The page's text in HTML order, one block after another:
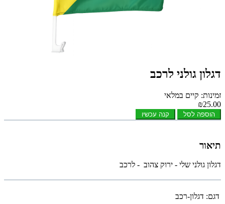
דגלון גולני לרכב
זמינות: קיים במלאי
₪25.00
הוספה לסל קנה עכשיו
תיאור
דגלון גולני שלי - ירוק צהוב - לרכב
דגם: דגלון-רכב